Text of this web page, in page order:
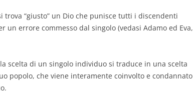
“giusto” un Dio che punisce tutti i discendenti
errore commesso dal singolo (vedasi Adamo ed Eva,
scelta di un singolo individuo si traduce in una scelta
popolo, che viene interamente coinvolto e condannato